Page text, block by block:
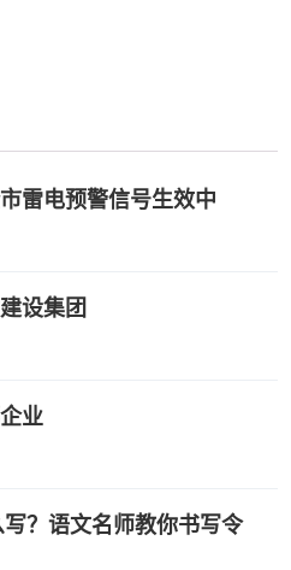
雷电预警信号生效中
设集团
业
？语文名师教你书写令